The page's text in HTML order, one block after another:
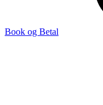
Book og Betal